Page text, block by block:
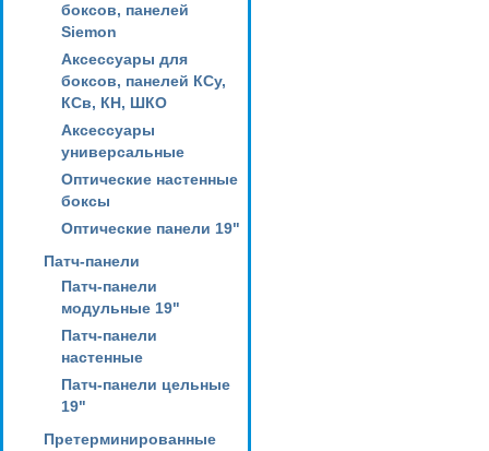
боксов, панелей
Siemon
Аксессуары для
боксов, панелей КСу,
КСв, КН, ШКО
Аксессуары
универсальные
Оптические настенные
боксы
Оптические панели 19"
Патч-панели
Патч-панели
модульные 19"
Патч-панели
настенные
Патч-панели цельные
19"
Претерминированные